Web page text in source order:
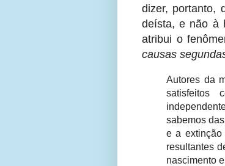
dizer, portanto,
deísta, e não à
atribui o
causas
Autores da
satisfeitos
sabemos
e a extinção
resultantes
nascimento